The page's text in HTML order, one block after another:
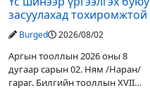
засуулахад тохиромжтой
Burged 2026/08/02
Аргын тооллын 2026 оны 8
дугаар сарын 02. Ням /Наран/
гараг. Билгийн тооллын XVII